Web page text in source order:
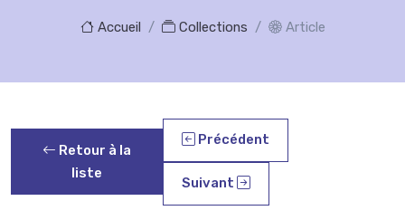
Accueil Collections Article
Retour à la
liste
Précédent
Suivant